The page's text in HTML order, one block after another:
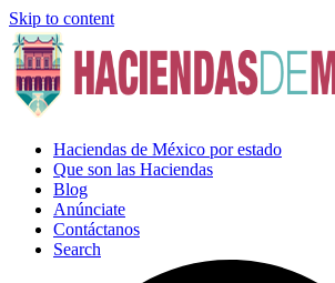
Skip to content
Haciendas de México por estado
Que son las Haciendas
Blog
Anúnciate
Contáctanos
Search